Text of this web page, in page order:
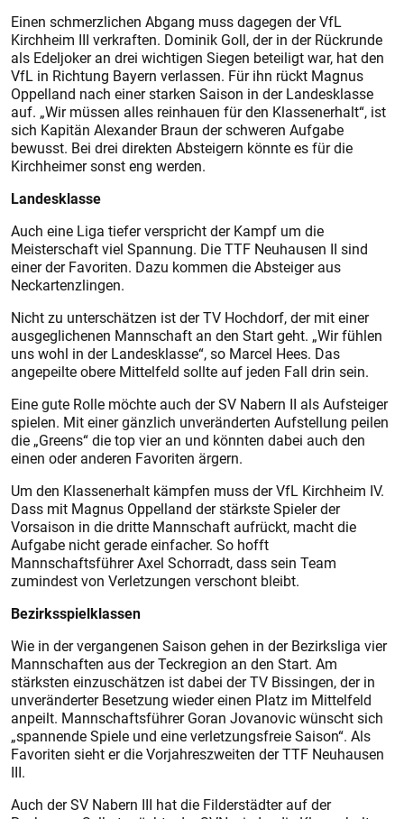
Einen schmerzlichen Abgang muss dagegen der VfL
Kirchheim III verkraften. Dominik Goll, der in der Rückrunde
als Edeljoker an drei wichtigen Siegen beteiligt war, hat den
VfL in Richtung Bayern verlassen. Für ihn rückt Magnus
Oppelland nach einer starken Saison in der Landesklasse
auf. „Wir müssen alles reinhauen für den Klassenerhalt“, ist
sich Kapitän Alexander Braun der schweren Aufgabe
bewusst. Bei drei direkten Absteigern könnte es für die
Kirchheimer sonst eng werden.
Landesklasse
Auch eine Liga tiefer verspricht der Kampf um die
Meisterschaft viel Spannung. Die TTF Neuhausen II sind
einer der Favoriten. Dazu kommen die Absteiger aus
Neckartenzlingen.
Nicht zu unterschätzen ist der TV Hochdorf, der mit einer
ausgeglichenen Mannschaft an den Start geht. „Wir fühlen
uns wohl in der Landesklasse“, so Marcel Hees. Das
angepeilte obere Mittelfeld sollte auf jeden Fall drin sein.
Eine gute Rolle möchte auch der SV Nabern II als Aufsteiger
spielen. Mit einer gänzlich unveränderten Aufstellung peilen
die „Greens“ die top vier an und könnten dabei auch den
einen oder anderen Favoriten ärgern.
Um den Klassenerhalt kämpfen muss der VfL Kirchheim IV.
Dass mit Magnus Oppelland der stärkste Spieler der
Vorsaison in die dritte Mannschaft aufrückt, macht die
Aufgabe nicht gerade einfacher. So hofft
Mannschaftsführer Axel Schorradt, dass sein Team
zumindest von Verletzungen verschont bleibt.
Bezirksspielklassen
Wie in der vergangenen Saison gehen in der Bezirksliga vier
Mannschaften aus der Teckregion an den Start. Am
stärksten einzuschätzen ist dabei der TV Bissingen, der in
unveränderter Besetzung wieder einen Platz im Mittelfeld
anpeilt. Mannschaftsführer Goran Jovanovic wünscht sich
„spannende Spiele und eine verletzungsfreie Saison“. Als
Favoriten sieht er die Vorjahreszweiten der TTF Neuhausen
III.
Auch der SV Nabern III hat die Filderstädter auf der